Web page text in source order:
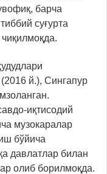
барча
суғурта
й.), Сингапур
иқтисодий
музокаралар
бўйича
давлатлар билан
олиб борилмоқда.